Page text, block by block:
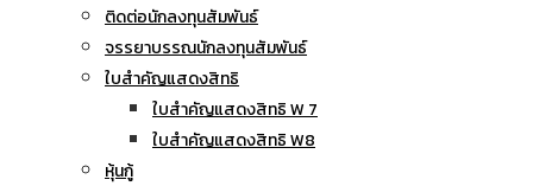
ติดต่อนักลงทุนสัมพันธ์
จรรยาบรรณนักลงทุนสัมพันธ์
ใบสำคัญแสดงสิทธิ
ใบสำคัญแสดงสิทธิ W 7
ใบสำคัญแสดงสิทธิ W8
หุ้นกู้